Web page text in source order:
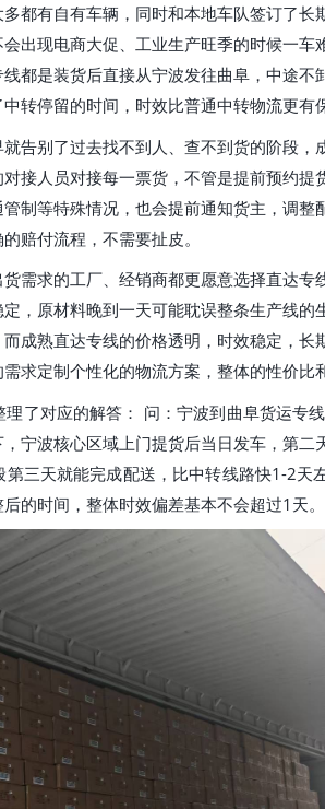
都有自有车辆，同时和本地车队签订了长
出现电商大促、工业生产旺季的时候一车
都是装货后直接从宁波发往曲阜，中途不
转停留的时间，时效比普通中转物流更有
告别了过去找不到人、查不到货的阶段，
接人员对接每一票货，不管是提前预约提
制等特殊情况，也会提前通知货主，调整
赔付流程，不需要扯皮。
需求的工厂、经销商都更愿意选择直达专
，原材料晚到一天可能耽误整条生产线的
成熟直达专线的价格透明，时效稳定，长
求定制个性化的物流方案，整体的性价比
了对应的解答： 问：宁波到曲阜货运专
宁波核心区域上门提货后当日发车，第二
三天就能完成配送，比中转线路快1-2天
的时间，整体时效偏差基本不会超过1天。